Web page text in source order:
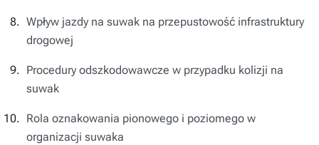
Wpływ jazdy na suwak na przepustowość infrastruktury
drogowej
Procedury odszkodowawcze w przypadku kolizji na
suwak
Rola oznakowania pionowego i poziomego w
organizacji suwaka